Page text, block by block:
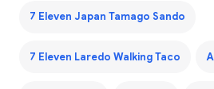
7 Eleven Japan Tamago Sando
7 Eleven Laredo Walking Taco